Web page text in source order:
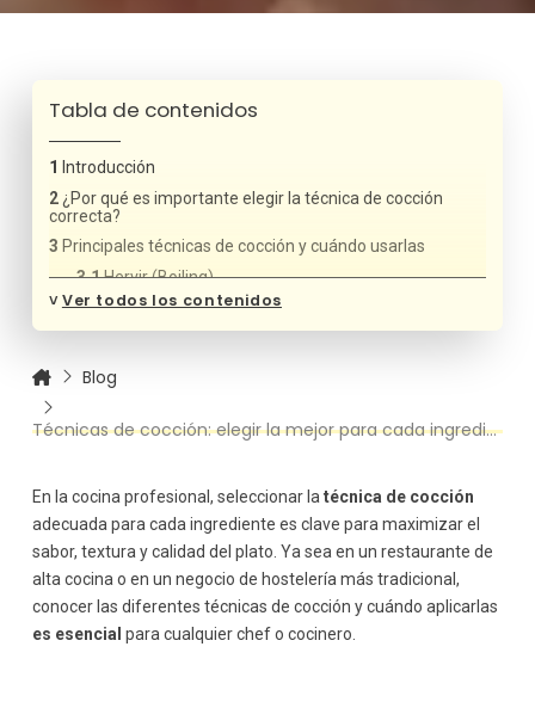
Tabla de contenidos
Introducción
¿Por qué es importante elegir la técnica de cocción
correcta?
Principales técnicas de cocción y cuándo usarlas
Hervir (Boiling)
Saltear (Sautéing)
Asar (Roasting)
A la parrilla (Grilling)
Cocción al vacío (Sous Vide)
Elegir la técnica adecuada según el ingrediente
Consejos adicionales para dominar las técnicas
de cocción
˅Ver todos los contenidos
Blog
Técnicas de cocción: elegir la mejor para cada ingrediente
En la cocina profesional, seleccionar la técnica de cocción
adecuada para cada ingrediente es clave para maximizar el
sabor, textura y calidad del plato. Ya sea en un restaurante de
alta cocina o en un negocio de hostelería más tradicional,
conocer las diferentes técnicas de cocción y cuándo aplicarlas
es esencial para cualquier chef o cocinero.